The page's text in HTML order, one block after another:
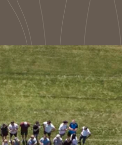
Struktur och färger
Kantprofiler
Vanliga frågor
Effektivt brandskydd